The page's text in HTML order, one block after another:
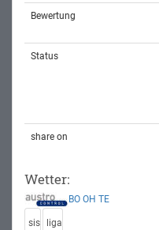
Bewertung
Status
share on
Wetter:
BO OH TE
sis liga